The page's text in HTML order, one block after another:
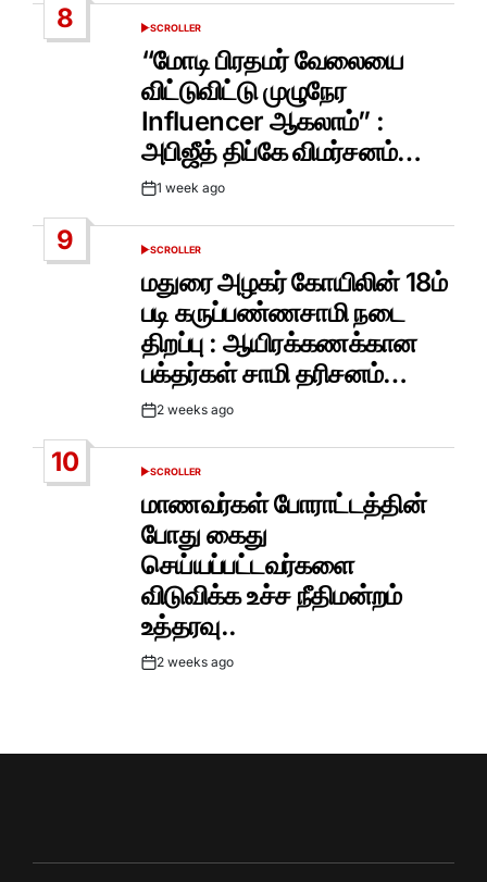
8
POSTED
IN
SCROLLER
“மோடி பிரதமர் வேலையை
விட்டுவிட்டு முழுநேர
Influencer ஆகலாம்” :
அபிஜீத் திப்கே விமர்சனம்…
Post1 week ago
9
POSTED
SCROLLER
மதுரை அழகர் கோயிலின் 18ம்
படி கருப்பண்ணசாமி நடை
திறப்பு : ஆயிரக்கணக்கான
பக்தர்கள் சாமி தரிசனம்…
Post2 weeks ago
10
POSTED
SCROLLER
மாணவர்கள் போராட்டத்தின்
போது கைது
செய்யப்பட்டவர்களை
விடுவிக்க உச்ச நீதிமன்றம்
உத்தரவு..
Post2 weeks ago